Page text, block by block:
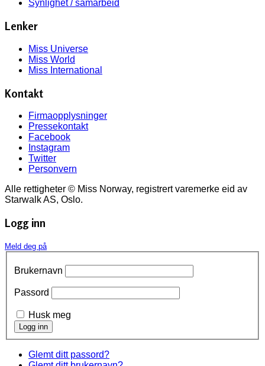
Synlighet / samarbeid
Lenker
Miss Universe
Miss World
Miss International
Kontakt
Firmaopplysninger
Pressekontakt
Facebook
Instagram
Twitter
Personvern
Alle rettigheter © Miss Norway, registrert varemerke eid av
Starwalk AS, Oslo.
Logg inn
Meld deg på
Brukernavn
Passord
Husk meg
Glemt ditt passord?